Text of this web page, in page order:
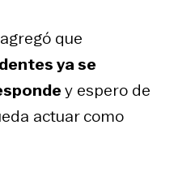
que
ya se
y espero de
actuar como